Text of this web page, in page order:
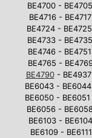
BE4700 -
BE4716 -
BE4724 -
BE4733 -
BE4746 -
BE4765 -
BE4790-
BE6043 -
BE6050 -
BE6056 -
BE6103 -
BE6109 -